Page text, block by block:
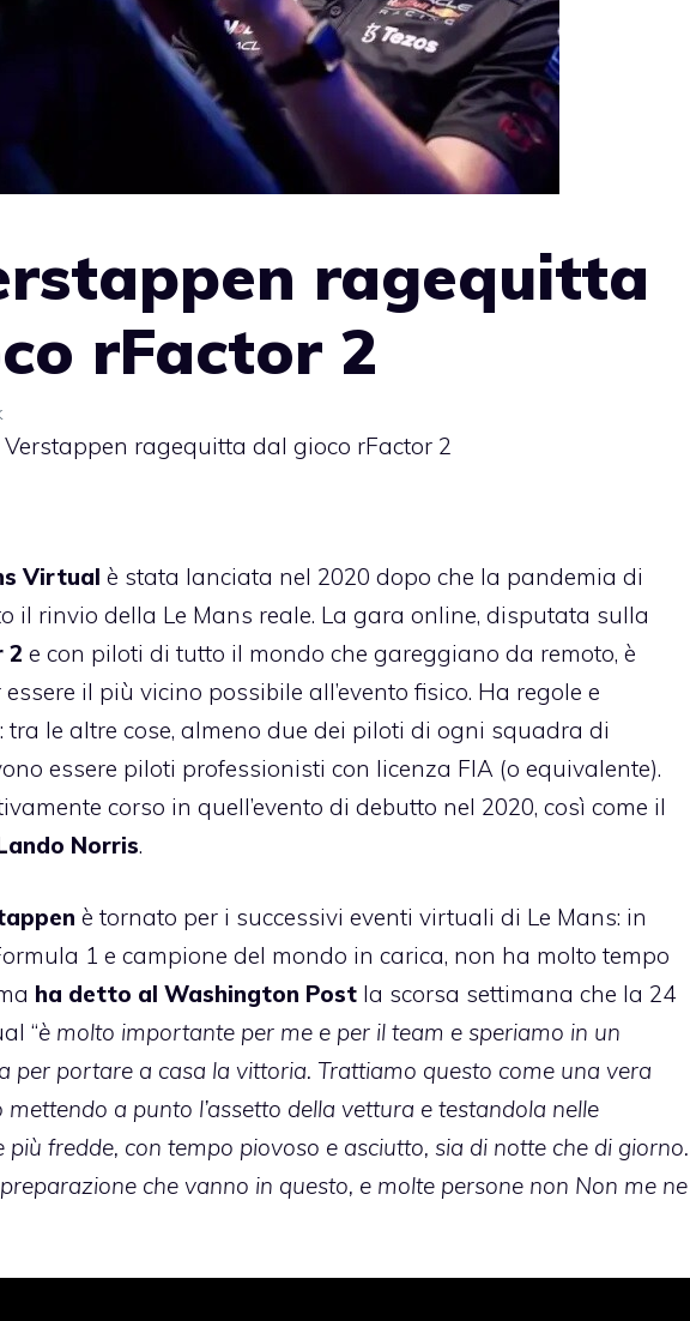
ragequitta
rFactor 2
Verstappen ragequitta dal gioco rFactor 2
Virtual è stata lanciata nel 2020 dopo che la pandemia di
il rinvio della Le Mans reale. La gara online, disputata sulla
2 e con piloti di tutto il mondo che gareggiano da remoto, è
il più vicino possibile all’evento fisico. Ha regole e
le altre cose, almeno due dei piloti di ogni squadra di
essere piloti professionisti con licenza FIA (o equivalente).
corso in quell’evento di debutto nel 2020, così come il
Norris.
è tornato per i successivi eventi virtuali di Le Mans: in
1 e campione del mondo in carica, non ha molto tempo
ha detto al Washington Post la scorsa settimana che la 24
“è molto importante per me e per il team e speriamo in un
per portare a casa la vittoria. Trattiamo questo come una vera
a punto l’assetto della vettura e testandola nelle
più fredde, con tempo piovoso e asciutto, sia di notte che di giorno.
che vanno in questo, e molte persone non Non me ne